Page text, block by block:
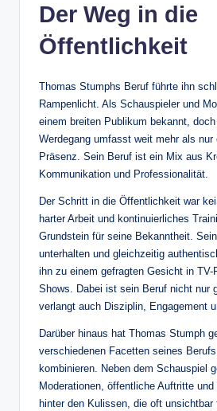
Der Weg in die
Öffentlichkeit
Thomas Stumphs Beruf führte ihn
Rampenlicht. Als Schauspieler und
einem breiten Publikum bekannt,
Werdegang umfasst weit mehr als nur
Präsenz. Sein Beruf ist ein Mix aus
Kommunikation und Professionalität.
Der Schritt in die Öffentlichkeit war
harter Arbeit und kontinuierliches
Grundstein für seine Bekanntheit.
unterhalten und gleichzeitig
ihn zu einem gefragten Gesicht in TV-
Shows. Dabei ist sein Beruf nicht nur
verlangt auch Disziplin, Engagement
Darüber hinaus hat Thomas Stumph
verschiedenen Facetten seines
kombinieren. Neben dem Schauspiel
Moderationen, öffentliche Auftritte
hinter den Kulissen, die oft unsichtbar